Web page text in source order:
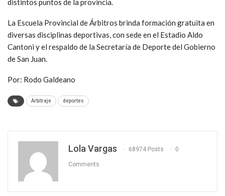
distintos puntos de la provincia.
La Escuela Provincial de Árbitros brinda formación gratuita en
diversas disciplinas deportivas, con sede en el Estadio Aldo
Cantoni y el respaldo de la Secretaría de Deporte del Gobierno
de San Juan.
Por: Rodo Galdeano
Arbitraje deportes
Lola Vargas 68974 Posts 0
Comments